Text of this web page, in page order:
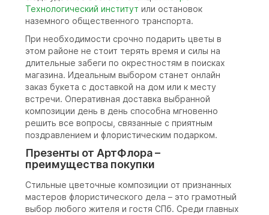
Технологический институт или остановок
наземного общественного транспорта.
При необходимости срочно подарить цветы в
этом районе не стоит терять время и силы на
длительные забеги по окрестностям в поисках
магазина. Идеальным выбором станет онлайн
заказ букета с доставкой на дом или к месту
встречи. Оперативная доставка выбранной
композиции день в день способна мгновенно
решить все вопросы, связанные с приятным
поздравлением и флористическим подарком.
Презенты от АртФлора –
преимущества покупки
Стильные цветочные композиции от признанных
мастеров флористического дела – это грамотный
выбор любого жителя и гостя СПб. Среди главных